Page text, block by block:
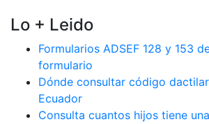
Lo + Leido
Formularios ADSEF 128 y 153
formulario
Dónde consultar código
Ecuador
Consulta cuantos hijos tiene